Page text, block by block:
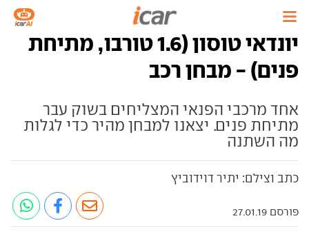
יונדאי טוסון (1.6 טורבו, מתיחת
פנים) - מבחן רכב
אחד מרכבי הפנאי המצליחים בשוק עבר
מתיחת פנים. יצאנו למבחן מהיר כדי לגלות
מה השתנה
כתב וצילם: יתיר דוידוביץ
פורסם 27.01.19